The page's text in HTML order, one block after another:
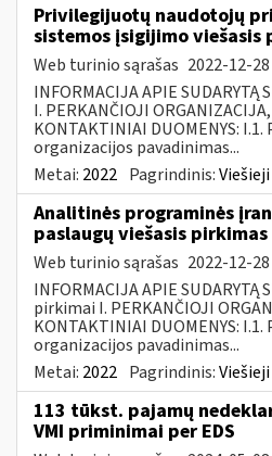
Privilegijuotų naudotojų
sistemos įsigijimo viešasis
Web turinio sąrašas 2022-12-28
INFORMACIJA APIE
I. PERKANČIOJI ORGANIZACIJA,
KONTAKTINIAI DUOMENYS:
organizacijos pavadinimas...
Metai: 2022 Pagrindinis:
Analitinės programinės
paslaugų viešasis pirkimas
Web turinio sąrašas 2022-12-28
INFORMACIJA APIE SUDARYTĄ
pirkimai I. PERKANČIOJI
KONTAKTINIAI DUOMENYS:
organizacijos pavadinimas...
Metai: 2022 Pagrindinis:
113 tūkst. pajamų
VMI priminimai per EDS